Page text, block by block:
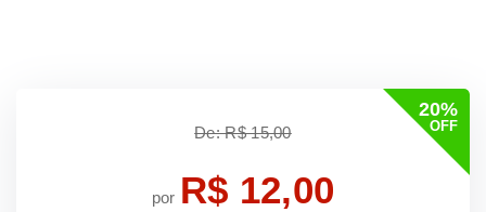
20%
OFF
De: R$ 15,00
por R$ 12,00